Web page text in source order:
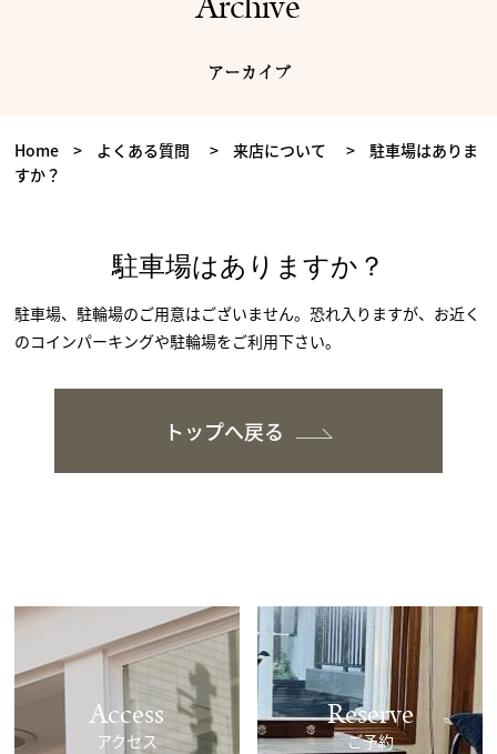
アーカイブ
Home > よくある質問 > 来店について >
駐車場はありま
すか？
駐車場はありますか？
駐車場、駐輪場のご用意はございません。恐れ入りますが、お近く
のコインパーキングや駐輪場をご利用下さい。
トップへ戻る
Access
アクセス
Reserve
ご予約